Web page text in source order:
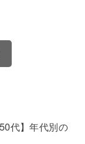
代】年代別の